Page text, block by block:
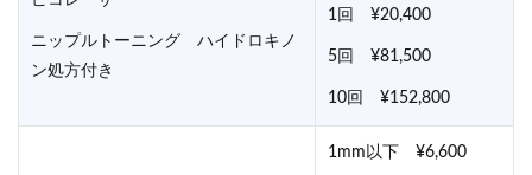
ニップルトーニング ハイドロキノ
ン処方付き
1回 ¥20,400
5回 ¥81,500
10回 ¥152,800
1mm以下 ¥6,600